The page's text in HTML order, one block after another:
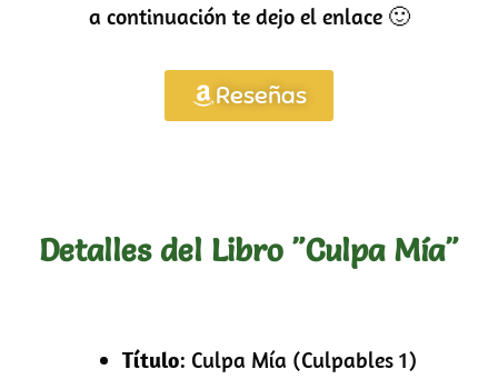
a continuación te dejo el enlace 🙂
Reseñas
Detalles del Libro "Culpa Mía"
Título: Culpa Mía (Culpables 1)